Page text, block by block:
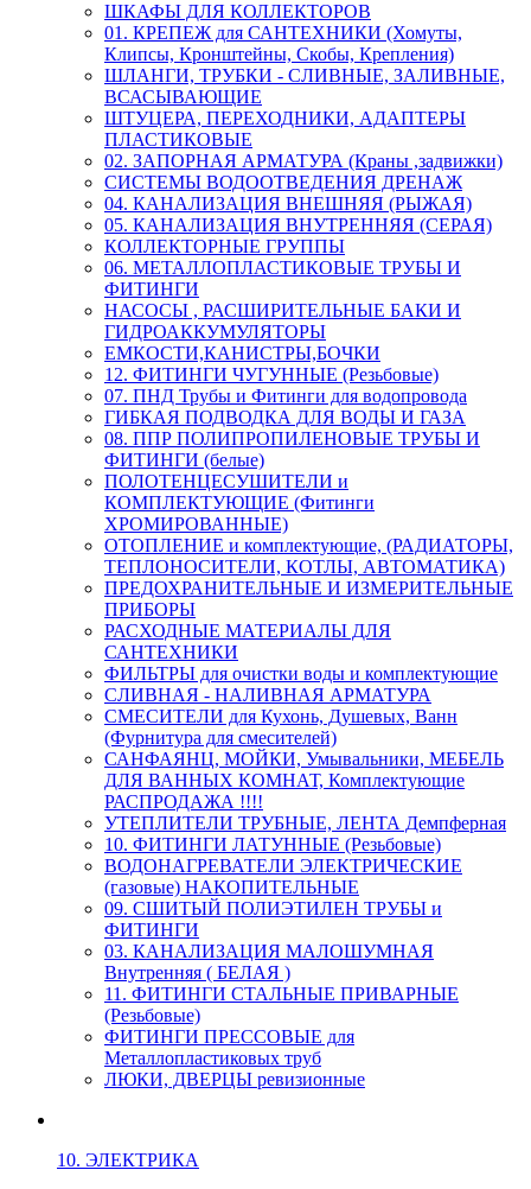
ШКАФЫ ДЛЯ КОЛЛЕКТОРОВ
01. КРЕПЕЖ для САНТЕХНИКИ (Хомуты,
Клипсы, Кронштейны, Скобы, Крепления)
ШЛАНГИ, ТРУБКИ - СЛИВНЫЕ, ЗАЛИВНЫЕ,
ВСАСЫВАЮЩИЕ
ШТУЦЕРА, ПЕРЕХОДНИКИ, АДАПТЕРЫ
ПЛАСТИКОВЫЕ
02. ЗАПОРНАЯ АРМАТУРА (Краны ,задвижки)
СИСТЕМЫ ВОДООТВЕДЕНИЯ ДРЕНАЖ
04. КАНАЛИЗАЦИЯ ВНЕШНЯЯ (РЫЖАЯ)
05. КАНАЛИЗАЦИЯ ВНУТРЕННЯЯ (СЕРАЯ)
КОЛЛЕКТОРНЫЕ ГРУППЫ
06. МЕТАЛЛОПЛАСТИКОВЫЕ ТРУБЫ И
ФИТИНГИ
НАСОСЫ , РАСШИРИТЕЛЬНЫЕ БАКИ И
ГИДРОАККУМУЛЯТОРЫ
ЕМКОСТИ,КАНИСТРЫ,БОЧКИ
12. ФИТИНГИ ЧУГУННЫЕ (Резьбовые)
07. ПНД Трубы и Фитинги для водопровода
ГИБКАЯ ПОДВОДКА ДЛЯ ВОДЫ И ГАЗА
08. ППР ПОЛИПРОПИЛЕНОВЫЕ ТРУБЫ И
ФИТИНГИ (белые)
ПОЛОТЕНЦЕСУШИТЕЛИ и
КОМПЛЕКТУЮЩИЕ (Фитинги
ХРОМИРОВАННЫЕ)
ОТОПЛЕНИЕ и комплектующие, (РАДИАТОРЫ,
ТЕПЛОНОСИТЕЛИ, КОТЛЫ, АВТОМАТИКА)
ПРЕДОХРАНИТЕЛЬНЫЕ И ИЗМЕРИТЕЛЬНЫЕ
ПРИБОРЫ
РАСХОДНЫЕ МАТЕРИАЛЫ ДЛЯ
САНТЕХНИКИ
ФИЛЬТРЫ для очистки воды и комплектующие
СЛИВНАЯ - НАЛИВНАЯ АРМАТУРА
СМЕСИТЕЛИ для Кухонь, Душевых, Ванн
(Фурнитура для смесителей)
САНФАЯНЦ, МОЙКИ, Умывальники, МЕБЕЛЬ
ДЛЯ ВАННЫХ КОМНАТ, Комплектующие
РАСПРОДАЖА !!!!
УТЕПЛИТЕЛИ ТРУБНЫЕ, ЛЕНТА Демпферная
10. ФИТИНГИ ЛАТУННЫЕ (Резьбовые)
ВОДОНАГРЕВАТЕЛИ ЭЛЕКТРИЧЕСКИЕ
(газовые) НАКОПИТЕЛЬНЫЕ
09. СШИТЫЙ ПОЛИЭТИЛЕН ТРУБЫ и
ФИТИНГИ
03. КАНАЛИЗАЦИЯ МАЛОШУМНАЯ
Внутренняя ( БЕЛАЯ )
11. ФИТИНГИ СТАЛЬНЫЕ ПРИВАРНЫЕ
(Резьбовые)
ФИТИНГИ ПРЕССОВЫЕ для
Металлопластиковых труб
ЛЮКИ, ДВЕРЦЫ ревизионные
10. ЭЛЕКТРИКА